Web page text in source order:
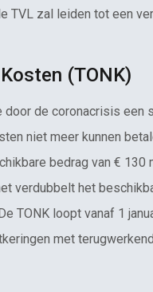
TVL zal leiden tot een
(TONK)
de coronacrisis een
niet meer kunnen
bedrag van € 130
verdubbelt het
TONK loopt vanaf 1
met